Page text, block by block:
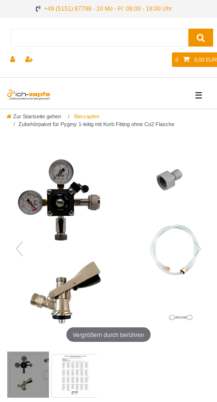
+49 (5151) 87798 - 10 Mo - Fr: 08:00 - 18:00 Uhr
0 0,00 EUR
☰
Zur Startseite gehen
Bierzapfen
Zubehörpaket für Pygmy 1-leitig mit Korb Fitting ohne Co2 Flasche
Vergrößern durch berühren